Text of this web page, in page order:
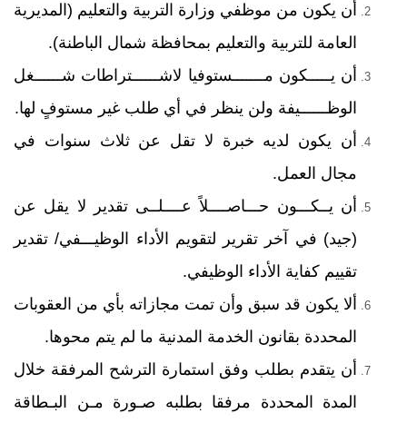
أن يكون من موظفي وزارة التربية والتعليم (المديرية
العامة للتربية والتعليم بمحافظة شمال الباطنة).
أن يـــــكون مـــــــستوفيا لاشــــــتراطات شــــــغل
الوظــــــيفة ولن ينظر في أي طلب غير مستوفٍ لها.
أن يكون لديه خبرة لا تقل عن ثلاث سنوات في
مجال العمل.
أن يــكـــون حـــاصــــلاً عــــلــى تقدير لا يقل عن
(جيد) في آخر تقرير لتقويم الأداء الوظيـــفي/ تقدير
تقييم كفاية الأداء الوظيفي.
ألا يكون قد سبق وأن تمت مجازاته بأي من العقوبات
المحددة بقانون الخدمة المدنية ما لم يتم محوها.
أن يتقدم بطلب وفق استمارة الترشح المرفقة خلال
المدة المحددة مرفقا بطلبه صـورة مـن البـطاقة